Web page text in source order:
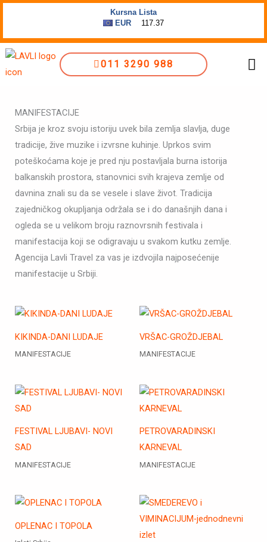
садржај
011 3290 988
MANIFESTACIJE
Srbija je kroz svoju istoriju uvek bila zemlja slavlja, duge
tradicije, žive muzike i izvrsne kuhinje. Uprkos svim
poteškoćama koje je pred nju postavljala burna istorija
balkanskih prostora, stanovnici svih krajeva zemlje od
davnina znali su da se vesele i slave život. Tradicija
zajedničkog okupljanja održala se i do današnjih dana i
ogleda se u velikom broju raznovrsnih festivala i
manifestacija koji se odigravaju u svakom kutku zemlje.
Agencija Lavli Travel za vas je izdvojila najposećenije
manifestacije u Srbiji.
KIKINDA-DANI LUDAJE
MANIFESTACIJE
VRŠAC-GROŽDJEBAL
MANIFESTACIJE
FESTIVAL LJUBAVI- NOVI
SAD
MANIFESTACIJE
PETROVARADINSKI
KARNEVAL
MANIFESTACIJE
OPLENAC I TOPOLA